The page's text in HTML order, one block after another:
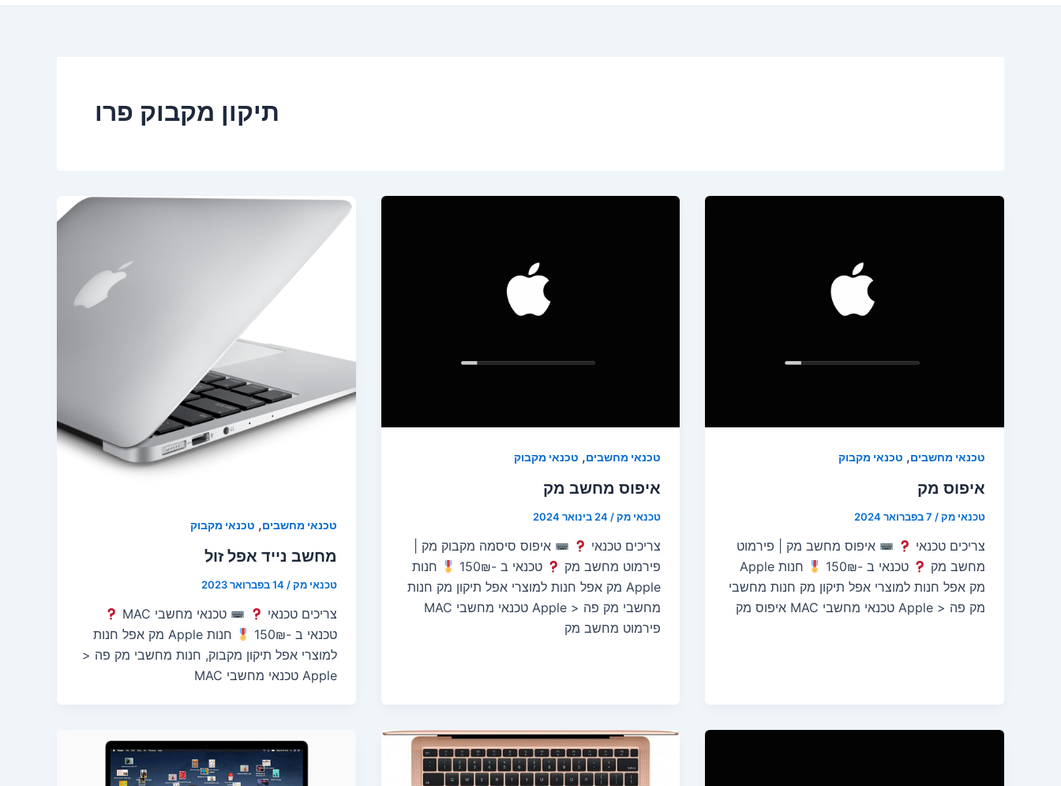
תיקון מקבוק פרו
טכנאי מחשבים, טכנאי מקבוק
איפוס מק
טכנאי מק/ 7 בפברואר 2024
צריכים טכנאי
איפוס מחשב מק | פירמוט
מחשב מק
טכנאי ב -150₪
חנות Apple
מק אפל חנות למוצרי אפל תיקון מק חנות מחשבי
מק פה < Apple טכנאי מחשבי MAC איפוס מק
טכנאי מחשבים, טכנאי מקבוק
איפוס מחשב מק
טכנאי מק/ 24 בינואר 2024
צריכים טכנאי
איפוס סיסמה מקבוק מק |
פירמוט מחשב מק
טכנאי ב -150₪
חנות
Apple מק אפל חנות למוצרי אפל תיקון מק חנות
מחשבי מק פה < Apple טכנאי מחשבי MAC
פירמוט מחשב מק
טכנאי מחשבים, טכנאי מקבוק
מחשב נייד אפל זול
טכנאי מק/ 14 בפברואר 2023
צריכים טכנאי
טכנאי מחשבי MAC
טכנאי ב -150₪
חנות Apple מק אפל חנות
למוצרי אפל תיקון מקבוק, חנות מחשבי מק פה <
Apple טכנאי מחשבי MAC